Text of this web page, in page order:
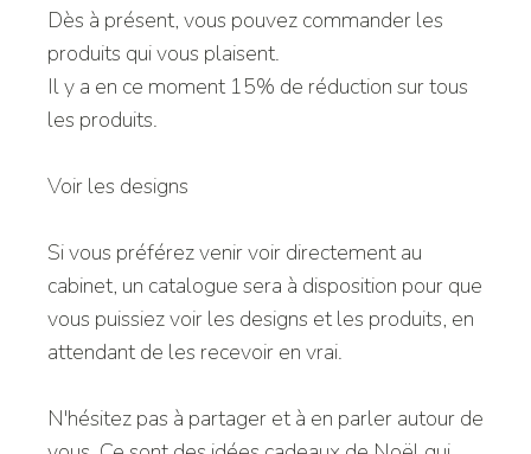
Dès à présent, vous pouvez commander les
produits qui vous plaisent.
Il y a en ce moment 15% de réduction sur tous
les produits.
Voir les designs
Si vous préférez venir voir directement au
cabinet, un catalogue sera à disposition pour que
vous puissiez voir les designs et les produits, en
attendant de les recevoir en vrai.
N'hésitez pas à partager et à en parler autour de